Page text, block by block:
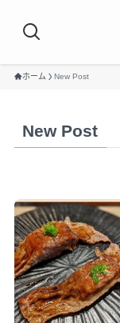
ホーム New Post
New Post